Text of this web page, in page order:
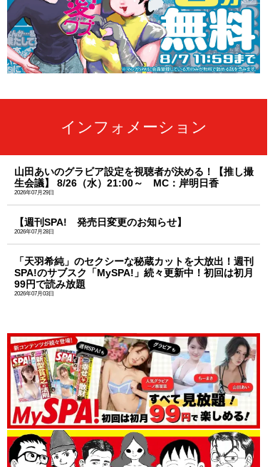
インフォメーション
山田あいのグラビア設定を視聴者が決める！【推し撮
生会議】 8/26（水）21:00～ MC：岸明日香
2026年07月29日
【週刊SPA! 発売日変更のお知らせ】
2026年07月28日
「天羽希純」のセクシーな秘蔵カットを大放出！週刊
SPA!のサブスク「MySPA!」続々更新中！初回は初月
99円で読み放題
2026年07月03日